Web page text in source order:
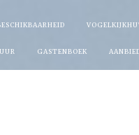
GASTENBOEK